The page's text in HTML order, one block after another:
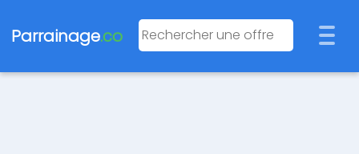
Parrainage.co